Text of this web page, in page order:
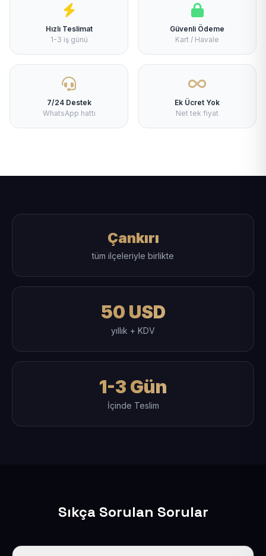
Hızlı Teslimat
1-3 iş günü
Güvenli Ödeme
Kart / Havale
7/24 Destek
WhatsApp hattı
Ek Ücret Yok
Net tek fiyat
Çankırı
tüm ilçeleriyle birlikte
50 USD
yıllık + KDV
1-3 Gün
İçinde Teslim
Sıkça Sorulan Sorular